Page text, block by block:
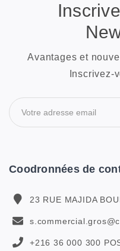
Avantages et
Inscrivez-
Coodronnées de
23 RUE MAJIDA
+216 36 000 300